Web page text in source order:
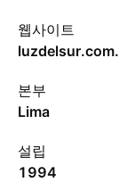
웹사이트
본부
Lima
설립
1994